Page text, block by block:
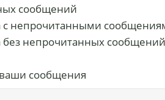
сообщений
с непрочитанными
без непрочитанных сообщений
сообщения